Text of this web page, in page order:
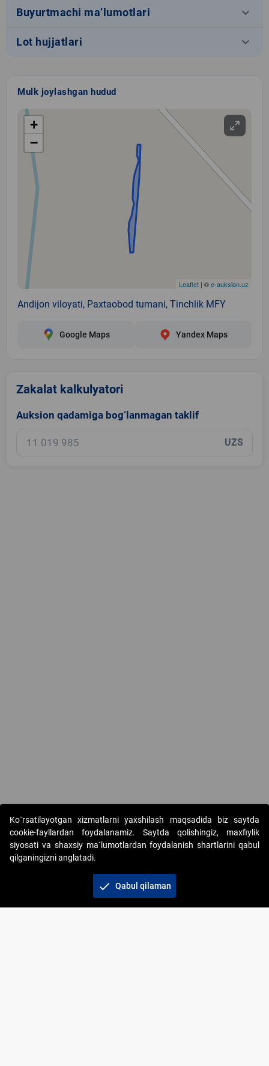
Buyurtmachi ma’lumotlari keyboard_arrow_down
Lot hujjatlari keyboard_arrow_down
Mulk joylashgan hudud
+
−
Leaflet | ©e-auksion.uz
Andijon viloyati, Paxtaobod tumani, Tinchlik MFY
Google Maps Yandex Maps
Zakalat kalkulyatori
Auksion qadamiga bog‘lanmagan taklif
UZS
Copyright © 2017-2026. "Elektron onlayn-auksionlarni
tashkil etish" AJ. Barcha huquqlar himoyalangan
Ko`rsatilayotgan xizmatlarni yaxshilash maqsadida biz saytda
cookie-fayllardan foydalanamiz. Saytda qolishingiz, maxfiylik
siyosati va shaxsiy ma`lumotlardan foydalanish shartlarini qabul
qilganingizni anglatadi.
check Qabul qilaman